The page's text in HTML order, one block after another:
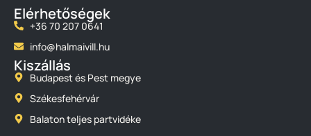
Elérhetőségek
+36 70 207 0641
info@halmaivill.hu
Kiszállás
Budapest és Pest megye
Székesfehérvár
Balaton teljes partvidéke